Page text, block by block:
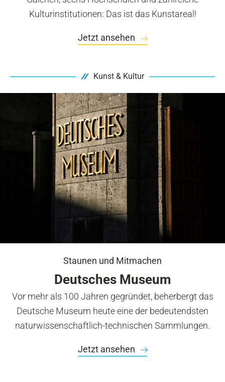
Kulturinstitutionen: Das ist das Kunstareal!
Jetzt ansehen
Kunst & Kultur
Staunen und Mitmachen
Deutsches Museum
Vor mehr als 100 Jahren gegründet, beherbergt das
Deutsche Museum heute eine der bedeutendsten
naturwissenschaftlich-technischen Sammlungen.
Jetzt ansehen